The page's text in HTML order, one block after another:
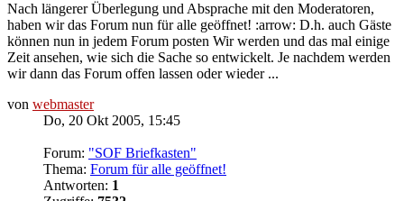
Nach längerer Überlegung und Absprache mit den Moderatoren,
haben wir das Forum nun für alle geöffnet! :arrow: D.h. auch Gäste
können nun in jedem Forum posten Wir werden und das mal einige
Zeit ansehen, wie sich die Sache so entwickelt. Je nachdem werden
wir dann das Forum offen lassen oder wieder ...
von webmaster
Do, 20 Okt 2005, 15:45
Forum: "SOF Briefkasten"
Thema: Forum für alle geöffnet!
Antworten: 1